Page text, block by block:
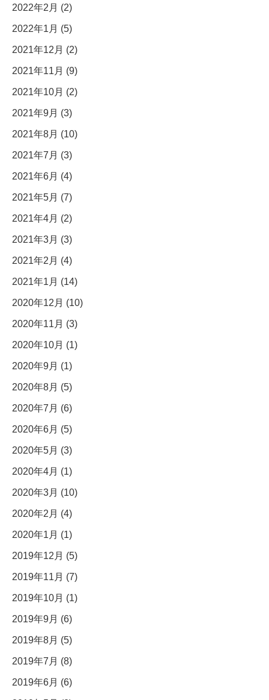
2022年2月 (2)
2022年1月 (5)
2021年12月 (2)
2021年11月 (9)
2021年10月 (2)
2021年9月 (3)
2021年8月 (10)
2021年7月 (3)
2021年6月 (4)
2021年5月 (7)
2021年4月 (2)
2021年3月 (3)
2021年2月 (4)
2021年1月 (14)
2020年12月 (10)
2020年11月 (3)
2020年10月 (1)
2020年9月 (1)
2020年8月 (5)
2020年7月 (6)
2020年6月 (5)
2020年5月 (3)
2020年4月 (1)
2020年3月 (10)
2020年2月 (4)
2020年1月 (1)
2019年12月 (5)
2019年11月 (7)
2019年10月 (1)
2019年9月 (6)
2019年8月 (5)
2019年7月 (8)
2019年6月 (6)